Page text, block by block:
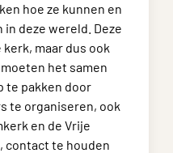
hoe ze kunnen en
deze wereld. Deze
maar dus ook
het samen
te pakken door
te organiseren, ook
en de Vrije
contact te houden